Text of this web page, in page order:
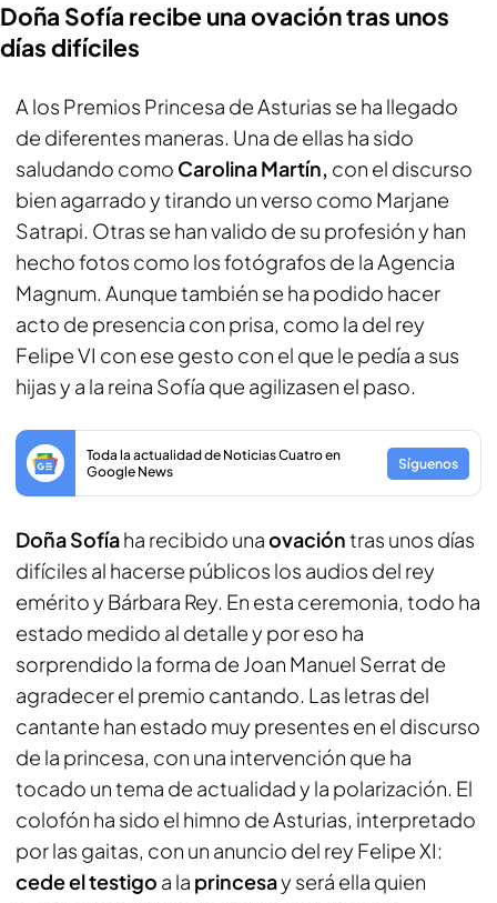
Doña Sofía recibe una ovación tras unos
días difíciles
A los Premios Princesa de Asturias se ha llegado
de diferentes maneras. Una de ellas ha sido
saludando como Carolina Martín, con el discurso
bien agarrado y tirando un verso como Marjane
Satrapi. Otras se han valido de su profesión y han
hecho fotos como los fotógrafos de la Agencia
Magnum. Aunque también se ha podido hacer
acto de presencia con prisa, como la del rey
Felipe VI con ese gesto con el que le pedía a sus
hijas y a la reina Sofía que agilizasen el paso.
Toda la actualidad de Noticias Cuatro en
Google News
Síguenos
Doña Sofíaha recibido unaovacióntras unos días
difíciles al hacerse públicos los audios del rey
emérito y Bárbara Rey. En esta ceremonia, todo ha
estado medido al detalle y por eso ha
sorprendido la forma de Joan Manuel Serrat de
agradecer el premio cantando. Las letras del
cantante han estado muy presentes en el discurso
de la princesa, con una intervención que ha
tocado un tema de actualidad y la polarización. El
colofón ha sido el himno de Asturias, interpretado
por las gaitas, con un anuncio del rey Felipe XI:
cede el testigo a la princesay será ella quien